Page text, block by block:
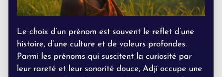
Le choix d’un prénom est souvent le reflet d’une
histoire, d’une culture et de valeurs profondes.
Parmi les prénoms qui suscitent la curiosité par
leur rareté et leur sonorité douce, Adji occupe une